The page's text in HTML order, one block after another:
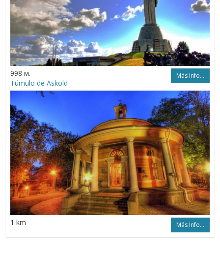
998 м. Más Info...
Túmulo de Askold
1 km Más Info...